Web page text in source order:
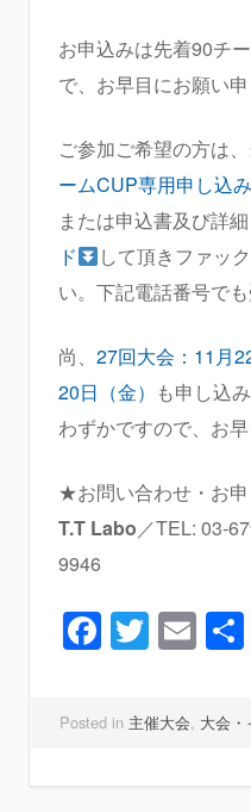
お申込みは先着90チ
で、お早目にお願い申
ご参加ご希望の方は
ームCUP専用申し込
または申込書及び詳
ド
して頂きファッ
い。下記電話番号で
尚、 27回大会：11月
20日（金） も申し込
わずかですので、お
★お問い合わせ・お
T.T Labo／TEL: 03-
9946
Facebook
Twitter
Posted in 主催大会, 大会・